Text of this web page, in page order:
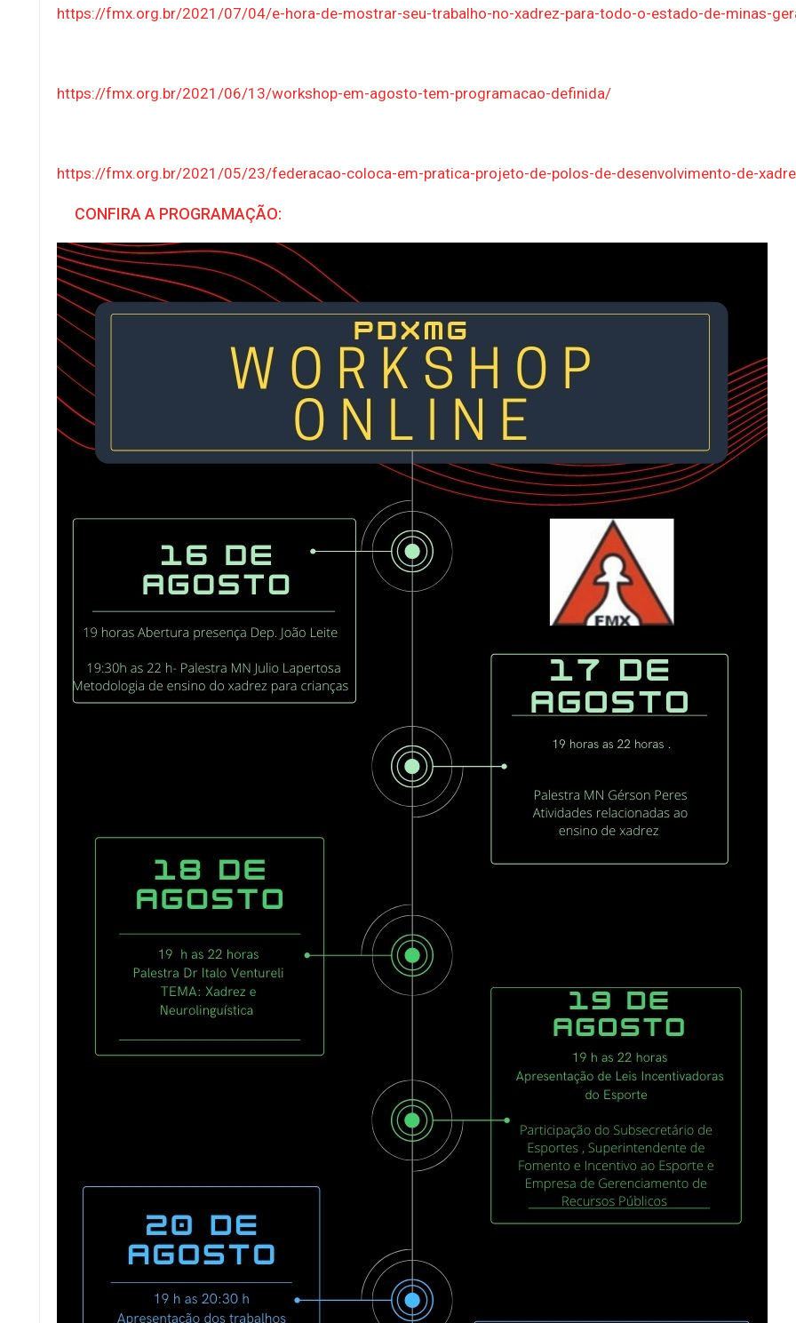
https://fmx.org.br/2021/07/04/e-hora-de-mostrar-seu-trabalho-no-xadrez-para-todo-o-estado-de-minas-
https://fmx.org.br/2021/06/13/workshop-em-agosto-tem-programacao-definida/
https://fmx.org.br/2021/05/23/federacao-coloca-em-pratica-projeto-de-polos-de-desenvolvimento-de-
CONFIRA A PROGRAMAÇÃO: